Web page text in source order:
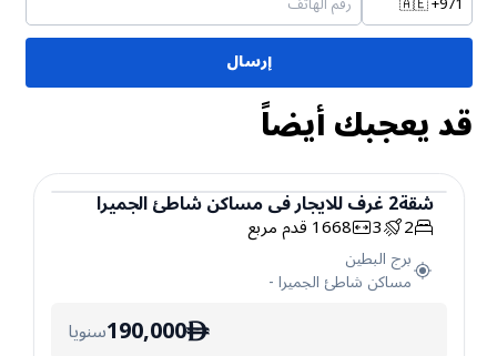
إرسال
قد يعجبك أيضاً
شقة
شقة2غرفللايجارفيمساكن شاطئ الجميرا
2
3
1668قدم مربع
برج البطين
مساكن شاطئ الجميرا-
ê
190,000سنويا